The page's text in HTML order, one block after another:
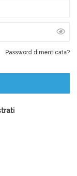
Password dimenticata?